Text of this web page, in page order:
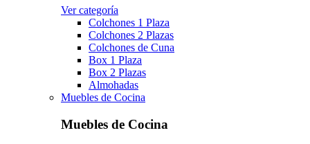
Ver categoría
Colchones 1 Plaza
Colchones 2 Plazas
Colchones de Cuna
Box 1 Plaza
Box 2 Plazas
Almohadas
Muebles de Cocina
Muebles de Cocina